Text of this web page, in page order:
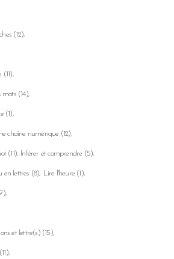
(12)
(11)
mots(14)
(1)
chaîne numérique(12)
(11) Inférer et comprendre(5)
en lettres (8) Lire l'heure(1)
et lettre(s)(15)